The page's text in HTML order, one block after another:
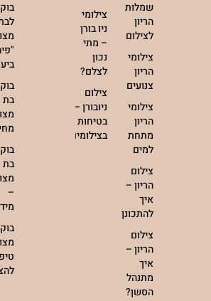
שמלות
הריון
לצילום
צילומי
הריון
צנועים
צילומי
הריון
מתחת
למים
צילום
הריון –
איך
להתכונן?
צילום
הריון –
איך
מתנהל
הסשן?
צילומי
ניו בורן
– מתי
נכון
לצלם?
צילום
ניובורן –
בטיחות
בצילומים
בוק
בוק
בת
בוק
בת
–